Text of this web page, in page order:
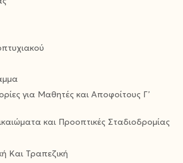
για Μαθητές και Αποφοίτους Γ’
και Προοπτικές Σταδιοδρομίας
Και Τραπεζική